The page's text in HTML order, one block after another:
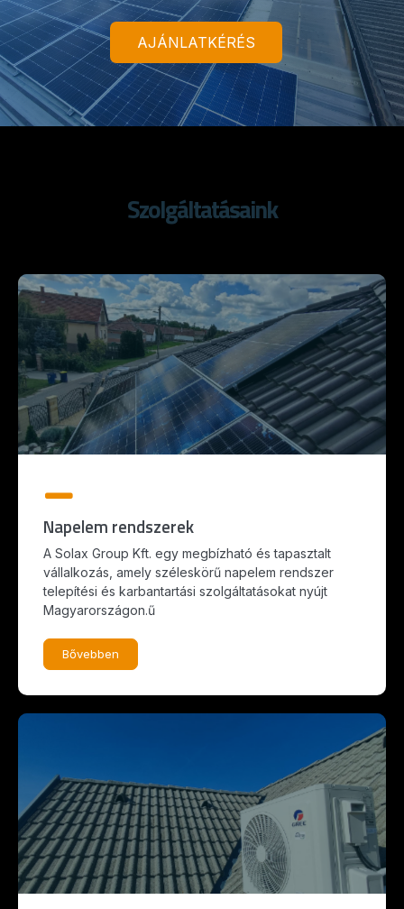
AJÁNLATKÉRÉS
Szolgáltatásaink
Napelem rendszerek
A Solax Group Kft. egy megbízható és tapasztalt
vállalkozás, amely széleskörű napelem rendszer
telepítési és karbantartási szolgáltatásokat nyújt
Magyarországon.ű
Bővebben